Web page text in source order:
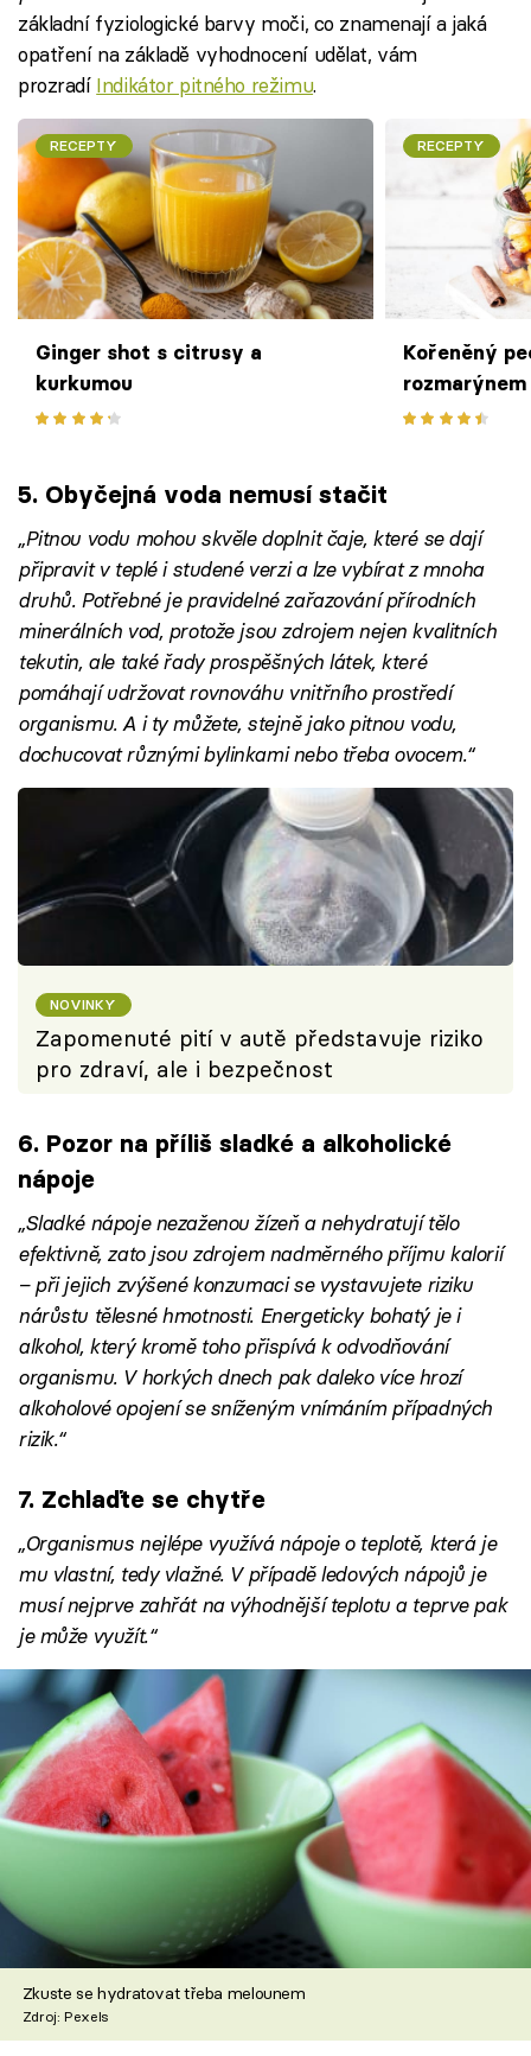
základní fyziologické barvy moči, co znamenají a jaká
opatření na základě vyhodnocení udělat, vám
prozradí Indikátor pitného režimu.
RECEPTY
Ginger shot s citrusy a
kurkumou
RECEPTY
Kořeněný
rozmarýnem
5. Obyčejná voda nemusí stačit
„Pitnou vodu mohou skvěle doplnit čaje, které se dají
připravit v teplé i studené verzi a lze vybírat z mnoha
druhů. Potřebné je pravidelné zařazování přírodních
minerálních vod, protože jsou zdrojem nejen kvalitních
tekutin, ale také řady prospěšných látek, které
pomáhají udržovat rovnováhu vnitřního prostředí
organismu. A i ty můžete, stejně jako pitnou vodu,
dochucovat různými bylinkami nebo třeba ovocem.“
NOVINKY
Zapomenuté pití v autě představuje riziko
pro zdraví, ale i bezpečnost
6. Pozor na příliš sladké a alkoholické
nápoje
„Sladké nápoje nezaženou žízeň a nehydratují tělo
efektivně, zato jsou zdrojem nadměrného příjmu kalorií
– při jejich zvýšené konzumaci se vystavujete riziku
nárůstu tělesné hmotnosti. Energeticky bohatý je i
alkohol, který kromě toho přispívá k odvodňování
organismu. V horkých dnech pak daleko více hrozí
alkoholové opojení se sníženým vnímáním případných
rizik.“
7. Zchlaďte se chytře
„Organismus nejlépe využívá nápoje o teplotě, která je
mu vlastní, tedy vlažné. V případě ledových nápojů je
musí nejprve zahřát na výhodnější teplotu a teprve pak
je může využít.“
Zkuste se hydratovat třeba melounem
Zdroj: Pexels